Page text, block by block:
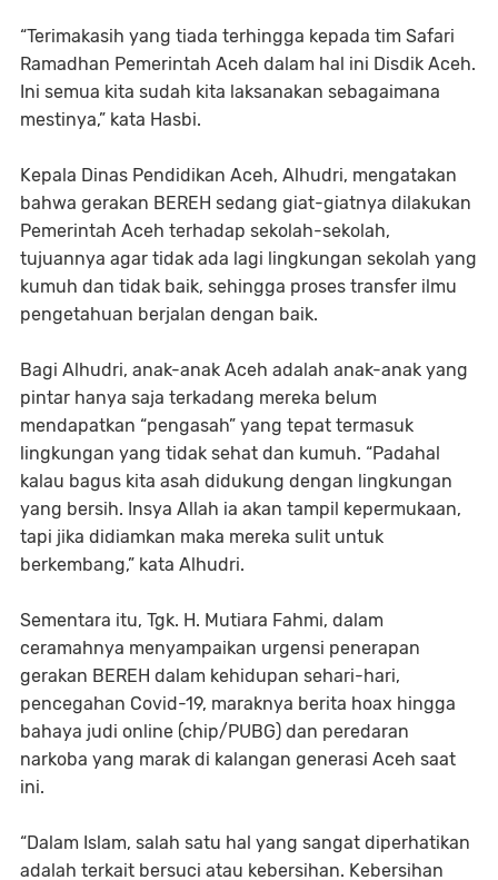
“Terimakasih yang tiada terhingga kepada tim Safari
Ramadhan Pemerintah Aceh dalam hal ini Disdik Aceh.
Ini semua kita sudah kita laksanakan sebagaimana
mestinya,” kata Hasbi.
Kepala Dinas Pendidikan Aceh, Alhudri, mengatakan
bahwa gerakan BEREH sedang giat-giatnya dilakukan
Pemerintah Aceh terhadap sekolah-sekolah,
tujuannya agar tidak ada lagi lingkungan sekolah yang
kumuh dan tidak baik, sehingga proses transfer ilmu
pengetahuan berjalan dengan baik.
Bagi Alhudri, anak-anak Aceh adalah anak-anak yang
pintar hanya saja terkadang mereka belum
mendapatkan “pengasah” yang tepat termasuk
lingkungan yang tidak sehat dan kumuh. “Padahal
kalau bagus kita asah didukung dengan lingkungan
yang bersih. Insya Allah ia akan tampil kepermukaan,
tapi jika didiamkan maka mereka sulit untuk
berkembang,” kata Alhudri.
Sementara itu, Tgk. H. Mutiara Fahmi, dalam
ceramahnya menyampaikan urgensi penerapan
gerakan BEREH dalam kehidupan sehari-hari,
pencegahan Covid-19, maraknya berita hoax hingga
bahaya judi online (chip/PUBG) dan peredaran
narkoba yang marak di kalangan generasi Aceh saat
ini.
“Dalam Islam, salah satu hal yang sangat diperhatikan
adalah terkait bersuci atau kebersihan. Kebersihan